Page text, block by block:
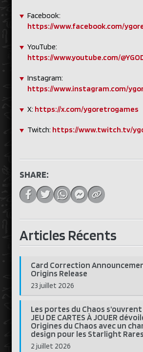
Facebook:
https://www.facebook.com/
YouTube:
https://www.youtube.com/
Instagram:
https://www.instagram.com/
X: https://x.com/ygoretrogames
Twitch: https://www.twitch.tv/
SHARE:
Articles Récents
Card Correction
Origins Release
23 juillet 2026
Les portes du Chaos s’ouvrent
JEU DE CARTES À JOUER
Origines du Chaos avec un
design pour les Starlight
2 juillet 2026